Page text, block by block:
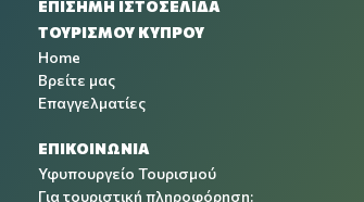
ΕΠΙΣΗΜΗ ΙΣΤΟΣΕΛΙΔΑ
ΤΟΥΡΙΣΜΟΥ ΚΥΠΡΟΥ
Home
Βρείτε μας
Επαγγελματίες
ΕΠΙΚΟΙΝΩΝΙΑ
Υφυπουργείο Τουρισμού
Για τουριστική πληροφόρηση: